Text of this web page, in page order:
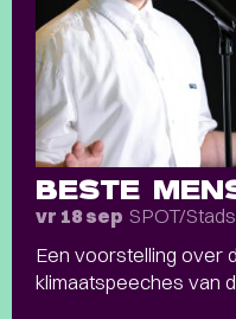
BESTE
vr 18 sep SPOT/
Een voorstelling over
klimaatspeeches van